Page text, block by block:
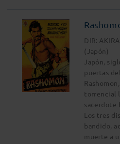
DIR:
(Japón)
Japón,
puertas
torrencial
sacerdote
Los tres
bandido,
muerte a